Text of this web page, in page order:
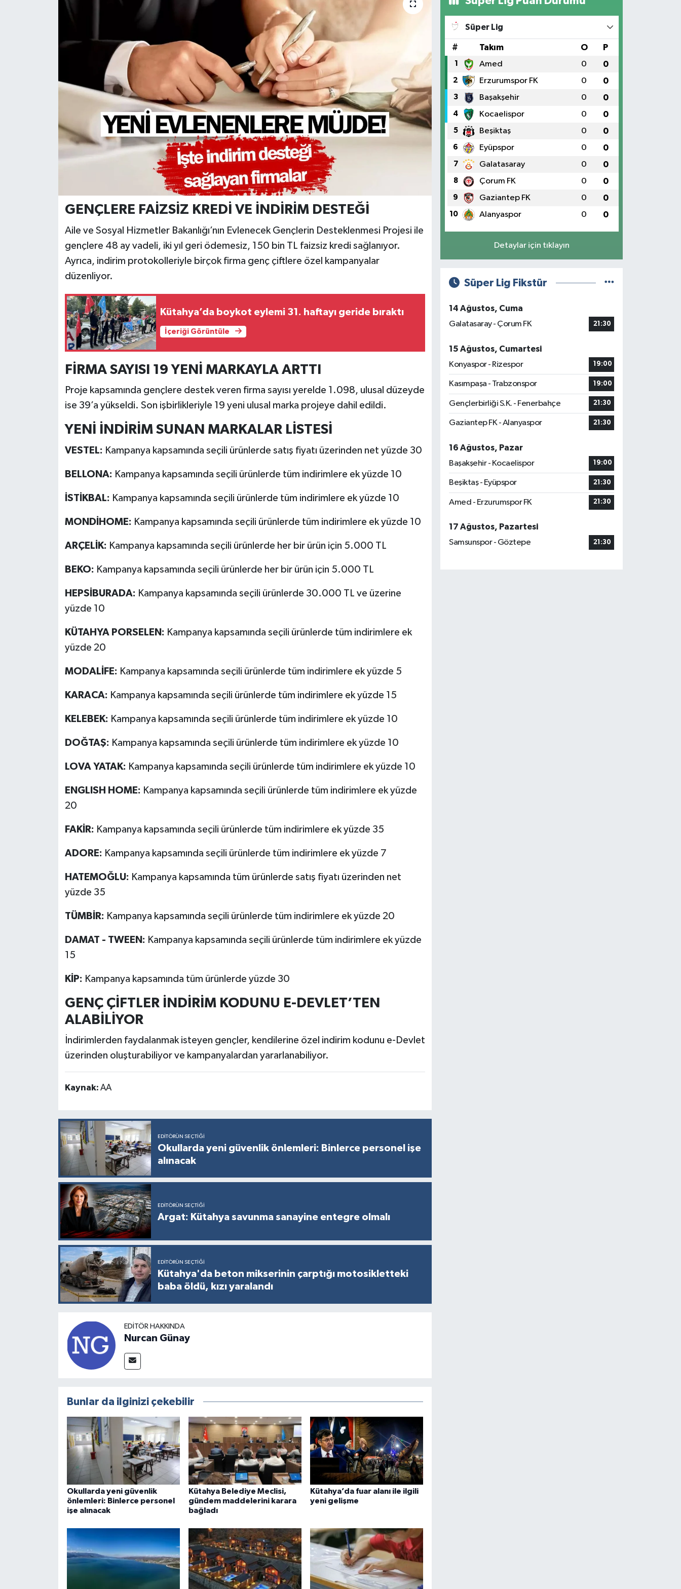
GENÇLERE FAİZSİZ KREDİ VE İNDİRİM DESTEĞİ
Aile ve Sosyal Hizmetler Bakanlığı’nın Evlenecek Gençlerin Desteklenmesi Projesi ile
gençlere 48 ay vadeli, iki yıl geri ödemesiz, 150 bin TL faizsiz kredi sağlanıyor.
Ayrıca, indirim protokolleriyle birçok firma genç çiftlere özel kampanyalar
düzenliyor.
Kütahya’da boykot eylemi 31. haftayı geride bıraktı
İçeriği Görüntüle
FİRMA SAYISI 19 YENİ MARKAYLA ARTTI
Proje kapsamında gençlere destek veren firma sayısı yerelde 1.098, ulusal düzeyde
ise 39’a yükseldi. Son işbirlikleriyle 19 yeni ulusal marka projeye dahil edildi.
YENİ İNDİRİM SUNAN MARKALAR LİSTESİ
VESTEL: Kampanya kapsamında seçili ürünlerde satış fiyatı üzerinden net yüzde 30
BELLONA: Kampanya kapsamında seçili ürünlerde tüm indirimlere ek yüzde 10
İSTİKBAL: Kampanya kapsamında seçili ürünlerde tüm indirimlere ek yüzde 10
MONDİHOME: Kampanya kapsamında seçili ürünlerde tüm indirimlere ek yüzde 10
ARÇELİK: Kampanya kapsamında seçili ürünlerde her bir ürün için 5.000 TL
BEKO: Kampanya kapsamında seçili ürünlerde her bir ürün için 5.000 TL
HEPSİBURADA: Kampanya kapsamında seçili ürünlerde 30.000 TL ve üzerine
yüzde 10
KÜTAHYA PORSELEN: Kampanya kapsamında seçili ürünlerde tüm indirimlere ek
yüzde 20
MODALİFE: Kampanya kapsamında seçili ürünlerde tüm indirimlere ek yüzde 5
KARACA: Kampanya kapsamında seçili ürünlerde tüm indirimlere ek yüzde 15
KELEBEK: Kampanya kapsamında seçili ürünlerde tüm indirimlere ek yüzde 10
DOĞTAŞ: Kampanya kapsamında seçili ürünlerde tüm indirimlere ek yüzde 10
LOVA YATAK: Kampanya kapsamında seçili ürünlerde tüm indirimlere ek yüzde 10
ENGLISH HOME: Kampanya kapsamında seçili ürünlerde tüm indirimlere ek yüzde
20
FAKİR: Kampanya kapsamında seçili ürünlerde tüm indirimlere ek yüzde 35
ADORE: Kampanya kapsamında seçili ürünlerde tüm indirimlere ek yüzde 7
HATEMOĞLU: Kampanya kapsamında tüm ürünlerde satış fiyatı üzerinden net
yüzde 35
TÜMBİR: Kampanya kapsamında seçili ürünlerde tüm indirimlere ek yüzde 20
DAMAT - TWEEN: Kampanya kapsamında seçili ürünlerde tüm indirimlere ek yüzde
15
KİP: Kampanya kapsamında tüm ürünlerde yüzde 30
GENÇ ÇİFTLER İNDİRİM KODUNU E-DEVLET’TEN
ALABİLİYOR
İndirimlerden faydalanmak isteyen gençler, kendilerine özel indirim kodunu e-Devlet
üzerinden oluşturabiliyor ve kampanyalardan yararlanabiliyor.
Kaynak: AA
EDITÖRÜN SEÇTIĞI
Okullarda yeni güvenlik önlemleri: Binlerce personel işe
alınacak
EDITÖRÜN SEÇTIĞI
Argat: Kütahya savunma sanayine entegre olmalı
EDITÖRÜN SEÇTIĞI
Kütahya'da beton mikserinin çarptığı motosikletteki
baba öldü, kızı yaralandı
EDITÖR HAKKINDA
Nurcan Günay
Bunlar da ilginizi çekebilir
Okullarda yeni güvenlik
önlemleri: Binlerce personel
işe alınacak
Kütahya Belediye Meclisi,
gündem maddelerini karara
bağladı
Kütahya’da fuar alanı ile ilgili
yeni gelişme
Süper Lig
# Takım O P
1 Amed 0 0
2 Erzurumspor FK 0 0
3 Başakşehir 0 0
4 Kocaelispor 0 0
5 Beşiktaş 0 0
6 Eyüpspor 0 0
7 Galatasaray 0 0
8 Çorum FK 0 0
9 Gaziantep FK 0 0
10 Alanyaspor 0 0
Detaylar için tıklayın
Süper Lig Fikstür
14 Ağustos, Cuma
Galatasaray - Çorum FK
21:30
15 Ağustos, Cumartesi
Konyaspor - Rizespor
19:00
Kasımpaşa - Trabzonspor 19:00
Gençlerbirliği S.K. - Fenerbahçe 21:30
Gaziantep FK - Alanyaspor 21:30
16 Ağustos, Pazar
Başakşehir - Kocaelispor
19:00
Beşiktaş - Eyüpspor 21:30
Amed - Erzurumspor FK 21:30
17 Ağustos, Pazartesi
Samsunspor - Göztepe
21:30
Foto Galeri
Köşe Yazıları
Kültür Sanat
Video Galeri
Yemek Tarifleri